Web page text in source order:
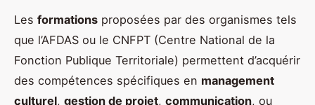
Les formations proposées par des organismes tels
que l’AFDAS ou le CNFPT (Centre National de la
Fonction Publique Territoriale) permettent d’acquérir
des compétences spécifiques en management
culturel, gestion de projet, communication, ou